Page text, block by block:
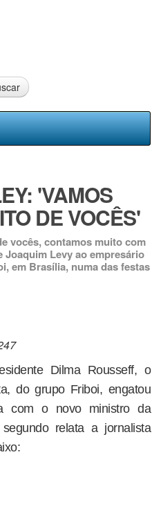
'VAMOS
DE VOCÊS'
vocês, contamos muito com
Levy ao empresário
em Brasília, numa das festas
Dilma Rousseff, o
do grupo Friboi, engatou
com o novo ministro da
relata a jornalista